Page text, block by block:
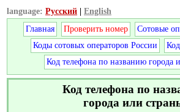
language: Русский
English
Главная
Проверить номер
Сотовые
Коды сотовых операторов России
Код телефона по названию города
Код телефона по
города или